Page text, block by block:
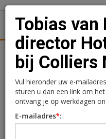
Juridisch | Fiscaal
Tobias van
director
bij Colliers
Tobias van
director
bij Colliers
Vul hieronder uw e-
sturen u dan een link om
ontvang je op werkdagen
E-mailadres*: